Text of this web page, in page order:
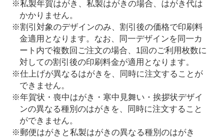
※私製年賀はがき、私製はがきの場合、はがき代は
かかりません。
※割引対象のデザインのみ、割引後の価格で印刷料
金適用となります。なお、同一デザインを同一カ
ート内で複数回ご注文の場合、1回のご利用枚数に
対しての割引後の印刷料金が適用となります。
※仕上げが異なるはがきを、同時に注文することが
できません。
※年賀状・喪中はがき・寒中見舞い・挨拶状デザイ
ンの異なる種別のはがきを、同時に注文すること
ができません。
※郵便はがきと私製はがきの異なる種別のはがき